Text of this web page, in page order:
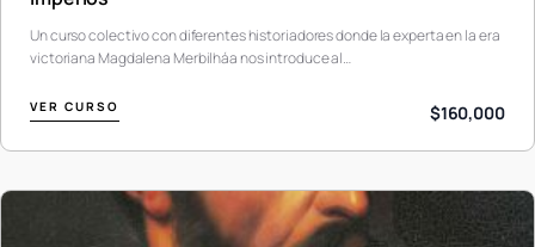
Un curso colectivo con diferentes historiadores donde la experta en la era
victoriana Magdalena Merbilháa nos introduce al…
VER CURSO $160,000